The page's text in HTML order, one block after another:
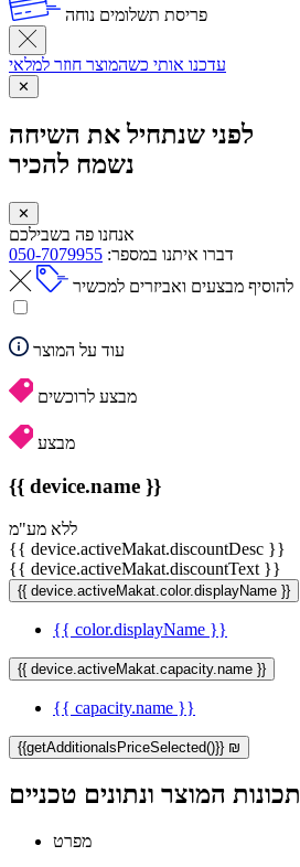
פריסת תשלומים נוחה
עדכנו אותי כשהמוצר חוזר למלאי
✕
לפני שנתחיל את השיחה
נשמח להכיר
✕
אנחנו פה בשבילכם
דברו איתנו במספר: 050-7079955
להוסיף מבצעים ואביזרים למכשיר
עוד על המוצר
מבצע לרוכשים
מבצע
{{ device.name }}
ללא מע"מ
{{ device.activeMakat.discountDesc }}
{{ device.activeMakat.discountText }}
{{ device.activeMakat.color.displayName }}
{{ color.displayName }}
{{ device.activeMakat.capacity.name }}
{{ capacity.name }}
{{getAdditionalsPriceSelected()}} ₪
תכונות המוצר ונתונים טכניים
מפרט